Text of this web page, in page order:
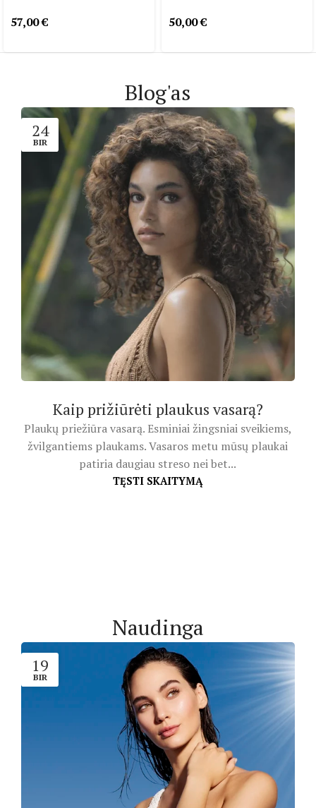
57,00€
50,00€
Blog'as
24
BIR
Kaip prižiūrėti plaukus vasarą?
Plaukų priežiūra vasarą. Esminiai žingsniai sveikiems,
žvilgantiems plaukams. Vasaros metu mūsų plaukai
patiria daugiau streso nei bet...
TĘSTI SKAITYMĄ
Naudinga
19
BIR